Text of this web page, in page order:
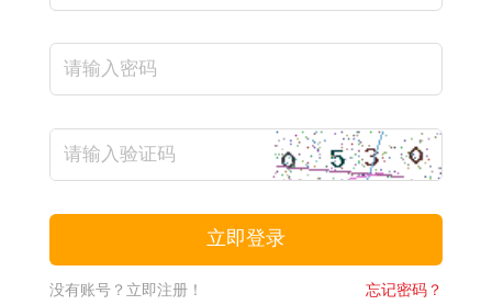
忘记密码？
没有账号？立即注册！